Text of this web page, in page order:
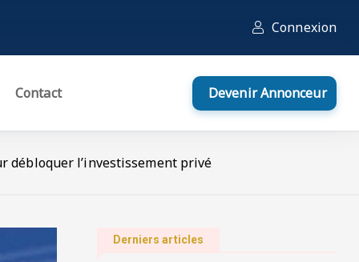
Connexion
Contact Devenir Annonceur
débloquer l’investissement privé
Derniers articles